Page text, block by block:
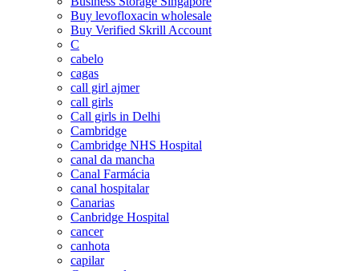
Buy levofloxacin wholesale
Buy Verified Skrill Account
C
cabelo
cagas
call girl ajmer
call girls
Call girls in Delhi
Cambridge
Cambridge NHS Hospital
canal da mancha
Canal Farmácia
canal hospitalar
Canarias
Canbridge Hospital
cancer
canhota
capilar